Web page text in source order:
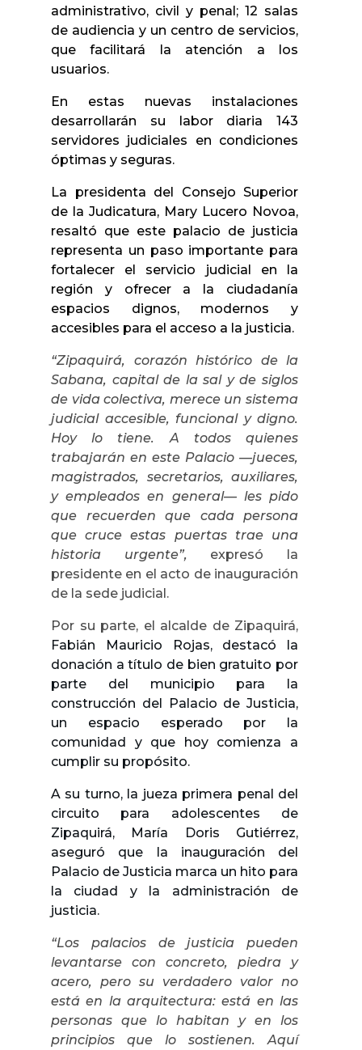
administrativo, civil y penal; 12 salas
de audiencia y un centro de servicios,
que facilitará la atención a los
usuarios.
En estas nuevas instalaciones
desarrollarán su labor diaria 143
servidores judiciales en condiciones
óptimas y seguras.
La presidenta del Consejo Superior
de la Judicatura, Mary Lucero Novoa,
resaltó que este palacio de justicia
representa un paso importante para
fortalecer el servicio judicial en la
región y ofrecer a la ciudadanía
espacios dignos, modernos y
accesibles para el acceso a la justicia.
“Zipaquirá, corazón histórico de la
Sabana, capital de la sal y de siglos
de vida colectiva, merece un sistema
judicial accesible, funcional y digno.
Hoy lo tiene. A todos quienes
trabajarán en este Palacio —jueces,
magistrados, secretarios, auxiliares,
y empleados en general— les pido
que recuerden que cada persona
que cruce estas puertas trae una
historia urgente”, expresó la
presidente en el acto de inauguración
de la sede judicial.
Por su parte, el alcalde de Zipaquirá,
Fabián Mauricio Rojas, destacó la
donación a título de bien gratuito por
parte del municipio para la
construcción del Palacio de Justicia,
un espacio esperado por la
comunidad y que hoy comienza a
cumplir su propósito.
A su turno, la jueza primera penal del
circuito para adolescentes de
Zipaquirá, María Doris Gutiérrez,
aseguró que la inauguración del
Palacio de Justicia marca un hito para
la ciudad y la administración de
justicia.
“Los palacios de justicia pueden
levantarse con concreto, piedra y
acero, pero su verdadero valor no
está en la arquitectura: está en las
personas que lo habitan y en los
principios que lo sostienen. Aquí